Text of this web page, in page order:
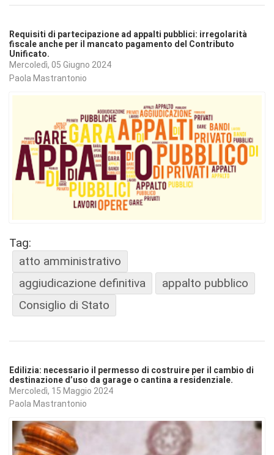
Requisiti di partecipazione ad appalti pubblici: irregolarità
fiscale anche per il mancato pagamento del Contributo
Unificato.
Mercoledì, 05 Giugno 2024
Paola Mastrantonio
Tag:
atto amministrativo
aggiudicazione definitiva
appalto pubblico
Consiglio di Stato
Edilizia: necessario il permesso di costruire per il cambio di
destinazione d’uso da garage o cantina a residenziale.
Mercoledì, 15 Maggio 2024
Paola Mastrantonio